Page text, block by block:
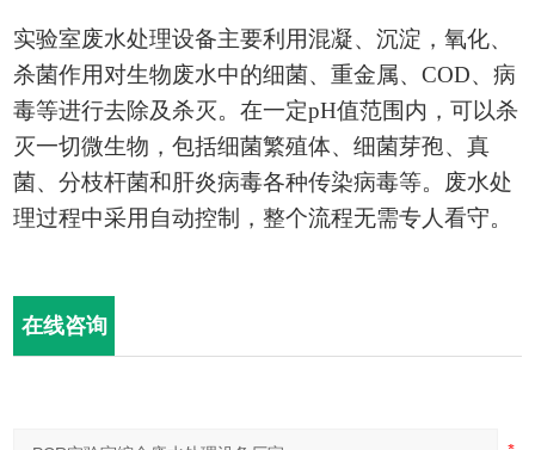
实验室废水处理设备主要利用混凝、沉淀，氧化、
杀菌作用对生物废水中的细菌、重金属、COD、病
毒等进行去除及杀灭。在一定pH值范围内，可以杀
灭一切微生物，包括细菌繁殖体、细菌芽孢、真
菌、分枝杆菌和肝炎病毒各种传染病毒等。废水处
理过程中采用自动控制，整个流程无需专人看守。
在线咨询